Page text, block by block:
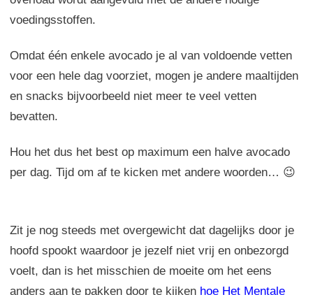
voedingsstoffen.
Omdat één enkele avocado je al van voldoende vetten
voor een hele dag voorziet, mogen je andere maaltijden
en snacks bijvoorbeeld niet meer te veel vetten
bevatten.
Hou het dus het best op maximum een halve avocado
per dag. Tijd om af te kicken met andere woorden… 😉
Zit je nog steeds met overgewicht dat dagelijks door je
hoofd spookt waardoor je jezelf niet vrij en onbezorgd
voelt, dan is het misschien de moeite om het eens
anders aan te pakken door te kijken hoe Het Mentale